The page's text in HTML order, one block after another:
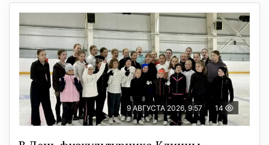
9 АВГУСТА 2026, 9:57 14